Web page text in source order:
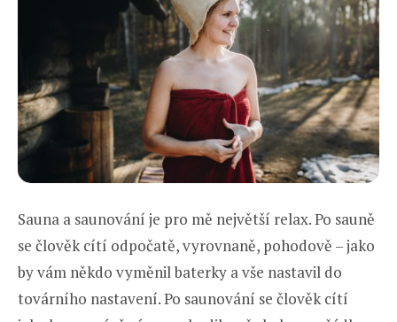
Sauna a saunování je pro mě největší relax. Po sauně
se člověk cítí odpočatě, vyrovnaně, pohodově – jako
by vám někdo vyměnil baterky a vše nastavil do
továrního nastavení. Po saunování se člověk cítí